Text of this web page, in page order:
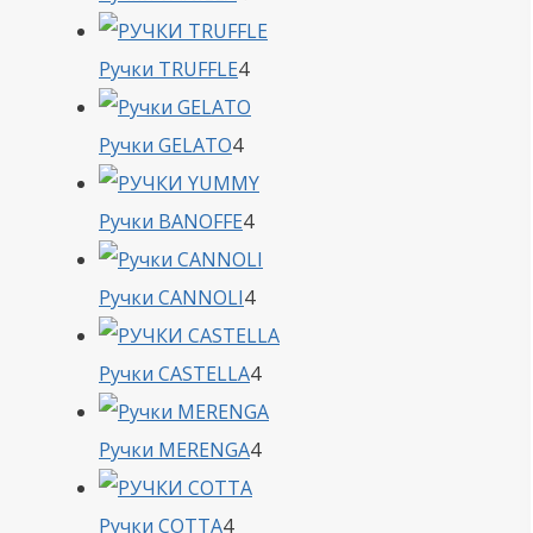
товара
Ручки TRUFFLE44
товара
Ручки GELATO44
товара
Ручки BANOFFE44
товара
Ручки CANNOLI44
товара
Ручки CASTELLA44
товара
Ручки MERENGA44
Ручки COTTA44